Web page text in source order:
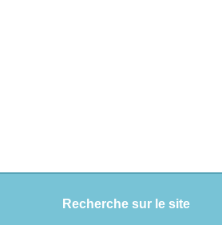
Recherche sur le site